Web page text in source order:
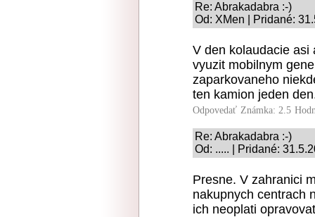
Re: Abrakadabra :-)
Od: XMen | Pridané:
V den kolaudacie asi
vyuzit mobilnym
zaparkovaneho
ten kamion jeden
Odpovedať Známka: 2.5
Re: Abrakadabra :-)
Od: ..... | Pridané:
Presne. V zahranici
nakupnych centrach
ich neoplati